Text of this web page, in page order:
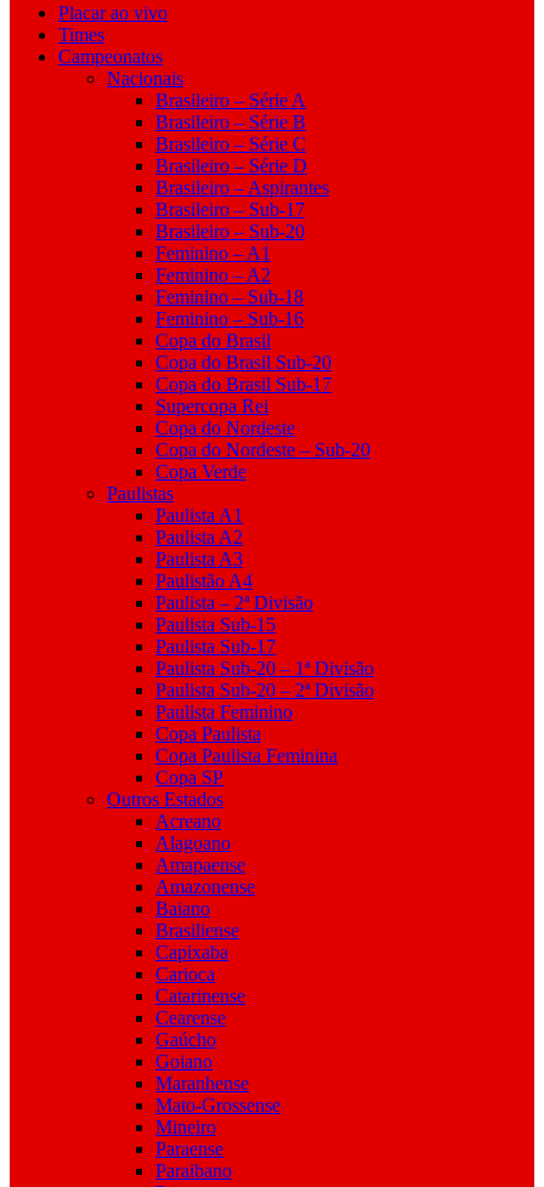
Placar ao vivo
Times
Campeonatos
Nacionais
Brasileiro – Série A
Brasileiro – Série B
Brasileiro – Série C
Brasileiro – Série D
Brasileiro – Aspirantes
Brasileiro – Sub-17
Brasileiro – Sub-20
Feminino – A1
Feminino – A2
Feminino – Sub-18
Feminino – Sub-16
Copa do Brasil
Copa do Brasil Sub-20
Copa do Brasil Sub-17
Supercopa Rei
Copa do Nordeste
Copa do Nordeste – Sub-20
Copa Verde
Paulistas
Paulista A1
Paulista A2
Paulista A3
Paulistão A4
Paulista – 2ª Divisão
Paulista Sub-15
Paulista Sub-17
Paulista Sub-20 – 1ª Divisão
Paulista Sub-20 – 2ª Divisão
Paulista Feminino
Copa Paulista
Copa Paulista Feminina
Copa SP
Outros Estados
Acreano
Alagoano
Amapaense
Amazonense
Baiano
Brasiliense
Capixaba
Carioca
Catarinense
Cearense
Gaúcho
Goiano
Maranhense
Mato-Grossense
Mineiro
Paraense
Paraibano